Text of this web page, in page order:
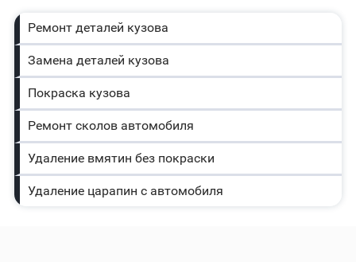
Ремонт деталей кузова
Замена деталей кузова
Покраска кузова
Ремонт сколов автомобиля
Удаление вмятин без покраски
Удаление царапин с автомобиля